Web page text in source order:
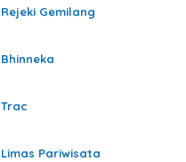
Rejeki Gemilang
Bhinneka
Trac
Limas Pariwisata